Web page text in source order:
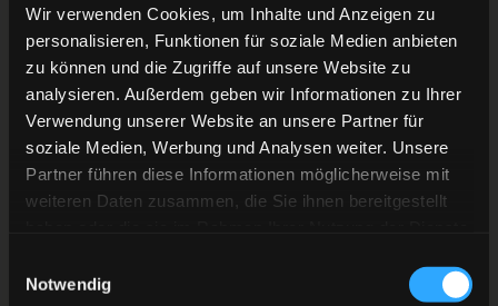
Wir verwenden Cookies, um Inhalte und Anzeigen zu
personalisieren, Funktionen für soziale Medien anbieten
zu können und die Zugriffe auf unsere Website zu
analysieren. Außerdem geben wir Informationen zu Ihrer
Verwendung unserer Website an unsere Partner für
soziale Medien, Werbung und Analysen weiter. Unsere
Partner führen diese Informationen möglicherweise mit
weiteren Daten zusammen, die Sie ihnen bereitgestellt
Notwendig
Defensive. 25 Gegentore – nur Krefeld und Straubing
haben mehr – sowie die Special Teams bereiten Sorge.
Sowohl in Über- als auch in Unterzahl belegt das Team
aus Bayern Rang zwölf.
Auf dem Eis gibt es bei der DEG einen Rückkehrer.
Joonas Järvinen ist nach überstandener
Mayenschein sind also alle Spieler an Bord!